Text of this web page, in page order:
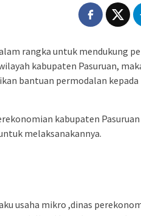
rangka untuk mendukung
kabupaten Pasuruan,
bantuan permodalan kepada
kabupaten Pasuruan
melaksanakannya.
usaha mikro ,dinas